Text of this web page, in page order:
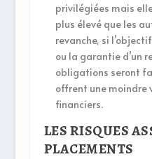
privilégiées mais
plus élevé que les
revanche, si
ou la garantie d’un
obligations seront
offrent une moindre
financiers.
LES RISQUES
PLACEMENTS